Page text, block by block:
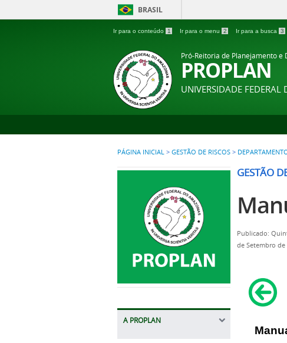
BRASIL
Ir para o conteúdo 1 Ir para o menu 2 Ir para a busca 3
Pró-Reitoria de Planejamento
PROPLAN
UNIVERSIDADE
PÁGINA INICIAL > GESTÃO DE RISCOS >
A PROPLAN
GESTÃO
Publicado:
de Setembro de